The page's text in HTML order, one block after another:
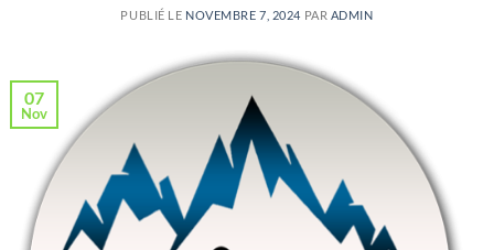
PUBLIÉ LE NOVEMBRE 7, 2024 PAR ADMIN
07
Nov